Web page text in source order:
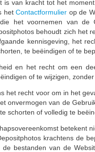
is van kracht tot het
hetContactformulier op de
het voornemen van
behoudt zich het
kennisgeving, het
te beëindigen of te
en het recht om een
of te wijzigen,
het recht voor om in het
onvermogen van de
schorten of volledig te
betekent
krachtens de
bestanden van de